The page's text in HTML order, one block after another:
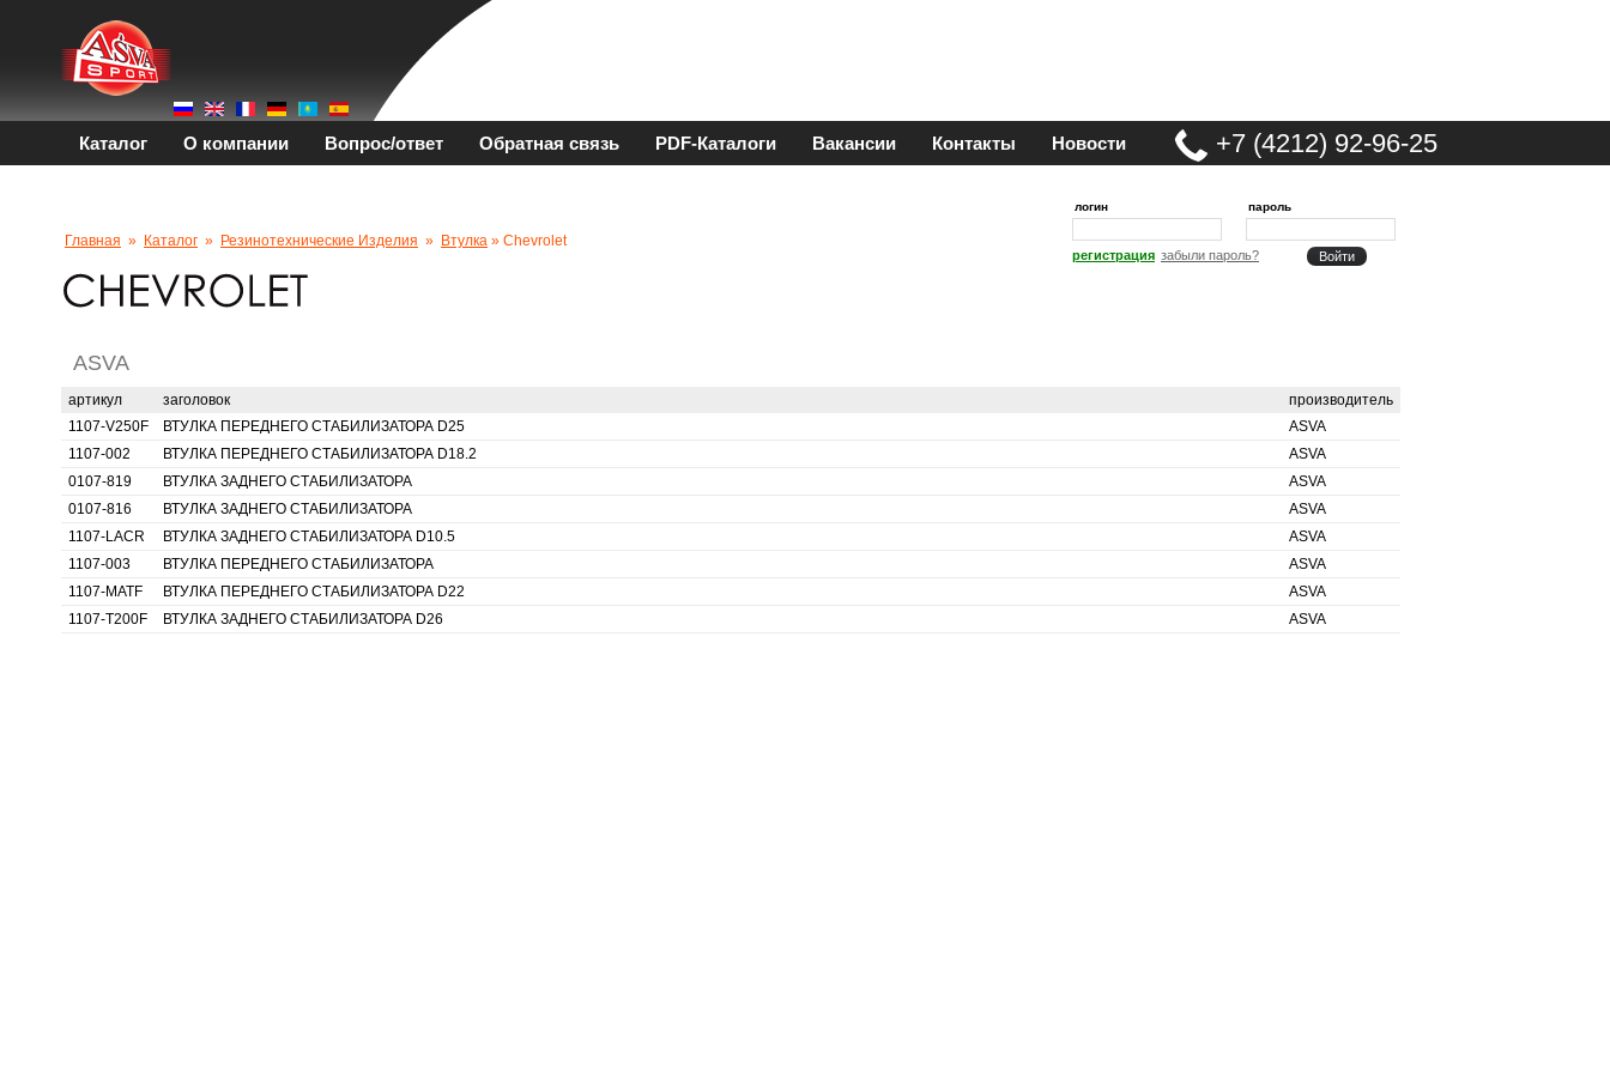
Каталог О компании Вопрос/ответ Обратная связь PDF-Каталоги Вакансии Контакты Новости +7 (4212) 92-96-25
логин пароль
регистрация забыли пароль?
Главная » Каталог » Резинотехнические Изделия » Втулка » Chevrolet
ASVA
артикул заголовок
производитель
1107-V250F
ВТУЛКА ПЕРЕДНЕГО СТАБИЛИЗАТОРА D25
ASVA
1107-002
ВТУЛКА ПЕРЕДНЕГО СТАБИЛИЗАТОРА D18.2
ASVA
0107-819
ВТУЛКА ЗАДНЕГО СТАБИЛИЗАТОРА
ASVA
0107-816
ВТУЛКА ЗАДНЕГО СТАБИЛИЗАТОРА
ASVA
1107-LACR
ВТУЛКА ЗАДНЕГО СТАБИЛИЗАТОРА D10.5
ASVA
1107-003
ВТУЛКА ПЕРЕДНЕГО СТАБИЛИЗАТОРА
ASVA
1107-MATF
ВТУЛКА ПЕРЕДНЕГО СТАБИЛИЗАТОРА D22
ASVA
1107-T200F
ВТУЛКА ЗАДНЕГО СТАБИЛИЗАТОРА D26 ASVA